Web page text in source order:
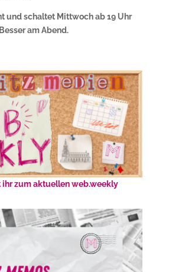
und schaltet Mittwoch ab 19 Uhr
am Abend.
ihr zum aktuellen web.weekly